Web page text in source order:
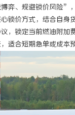
弈、规避锁价风险”
价方式，结合自身
，锁定当前燃油附加
适合短期急单或成本